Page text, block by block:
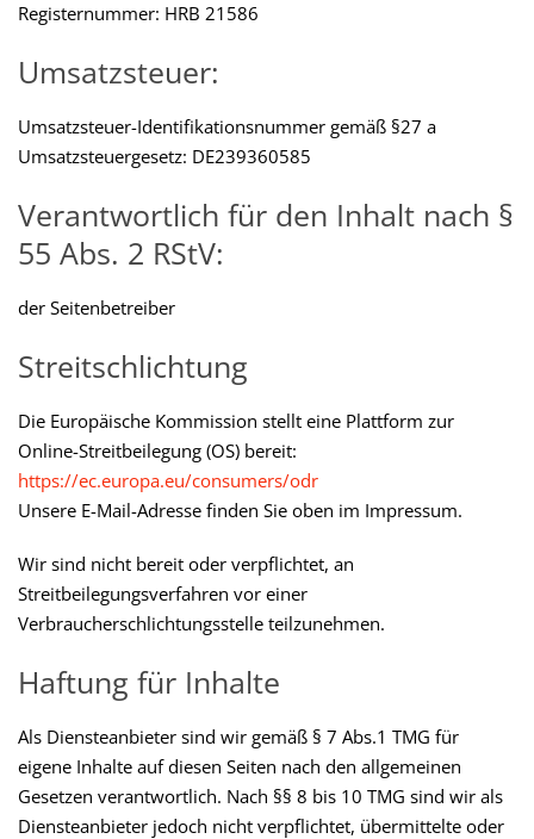
Registernummer: HRB 21586
Umsatzsteuer:
Umsatzsteuer-Identifikationsnummer gemäß §27 a
Umsatzsteuergesetz: DE239360585
Verantwortlich für den Inhalt nach §
55 Abs. 2 RStV:
der Seitenbetreiber
Streitschlichtung
Die Europäische Kommission stellt eine Plattform zur
Online-Streitbeilegung (OS) bereit:
https://ec.europa.eu/consumers/odr
Unsere E-Mail-Adresse finden Sie oben im Impressum.
Wir sind nicht bereit oder verpflichtet, an
Streitbeilegungsverfahren vor einer
Verbraucherschlichtungsstelle teilzunehmen.
Haftung für Inhalte
Als Diensteanbieter sind wir gemäß § 7 Abs.1 TMG für
eigene Inhalte auf diesen Seiten nach den allgemeinen
Gesetzen verantwortlich. Nach §§ 8 bis 10 TMG sind wir als
Diensteanbieter jedoch nicht verpflichtet, übermittelte oder